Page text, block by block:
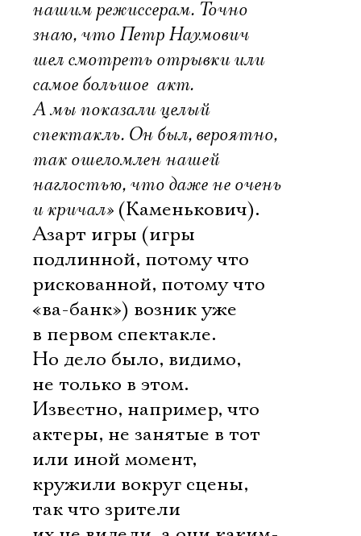
нашим режиссерам. Точно
знаю, что Петр Наумович
шел смотреть отрывки или
самое большое  акт.
А мы показали целый
спектакль. Он был, вероятно,
так ошеломлен нашей
наглостью, что даже не очень
и кричал» (Каменькович).
Азарт игры (игры
подлинной, потому что 
рискованной, потому что
«ва-банк») возник уже
в первом спектакле.
Но дело было, видимо,
не только в этом.
Известно, например, что
актеры, не занятые в тот
или иной момент,
кружили вокруг сцены,
так что зрители
Электропочта